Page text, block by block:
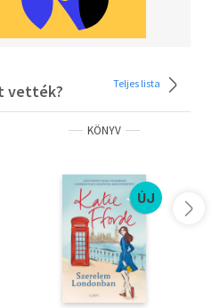
vették? Teljes lista
KÖNYV
ÚJ